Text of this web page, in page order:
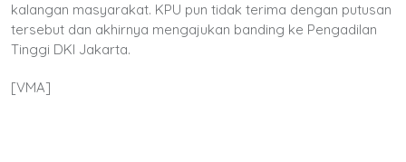
kalangan masyarakat. KPU pun tidak terima dengan putusan
tersebut dan akhirnya mengajukan banding ke Pengadilan
Tinggi DKI Jakarta.
[VMA]